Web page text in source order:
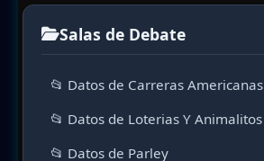
Salas de Debate
📂 Datos de Carreras Americanas
📂 Datos de Loterias Y Animalitos
📂 Datos de Parley